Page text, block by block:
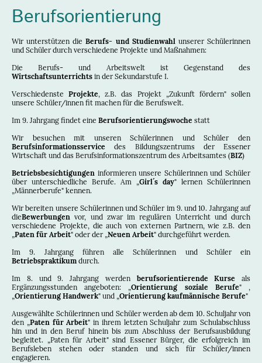
Berufsorientierung
Wir unterstützen dieBerufs- und Studienwahlunserer Schülerinnen
und Schüler durch verschiedene Projekte und Maßnahmen:
Die Berufs- und Arbeitswelt ist Gegenstand des
Wirtschaftsunterrichts in der Sekundarstufe I.
VerschiedensteProjekte, z.B. das Projekt „Zukunft fördern" sollen
unsere Schüler/innen fit machen für die Berufswelt.
Im 9. Jahrgang findet eine Berufsorientierungswoche statt
Wir besuchen mit unseren Schülerinnen und Schüler den
Berufsinformationsservice des Bildungszentrums der Essener
Wirtschaft und das Berufsinformationszentrum des Arbeitsamtes (BIZ)
Betriebsbesichtigungen informieren unsere Schülerinnen und Schüler
über unterschiedliche Berufe. Am „Girl´s day" lernen Schülerinnen
„Männerberufe" kennen.
Wir bereiten unsere Schülerinnen und Schüler im 9. und 10. Jahrgang auf
dieBewerbungen vor, und zwar im regulären Unterricht und durch
verschiedene Projekte, die auch von externen Partnern, wie z.B. den
„Paten für Arbeit" oder der „Neuen Arbeit" durchgeführt werden.
Im 9. Jahrgang führen alle Schülerinnen und Schüler ein
Betriebspraktikum durch.
Im 8. und 9. Jahrgang werden berufsorientierende Kurse als
Ergänzungsstunden angeboten: „Orientierung soziale Berufe" ,
„Orientierung Handwerk" und „Orientierung kaufmännische Berufe"
Ausgewählte Schülerinnen und Schüler werden ab dem 10. Schuljahr von
den „Paten für Arbeit" in ihrem letzten Schuljahr zum Schulabschluss
hin und in den Beruf hinein bis zum Abschluss der Berufsausbildung
begleitet. „Paten für Arbeit" sind Essener Bürger, die erfolgreich im
Berufsleben stehen oder standen und sich für Schüler/innen
engagieren.